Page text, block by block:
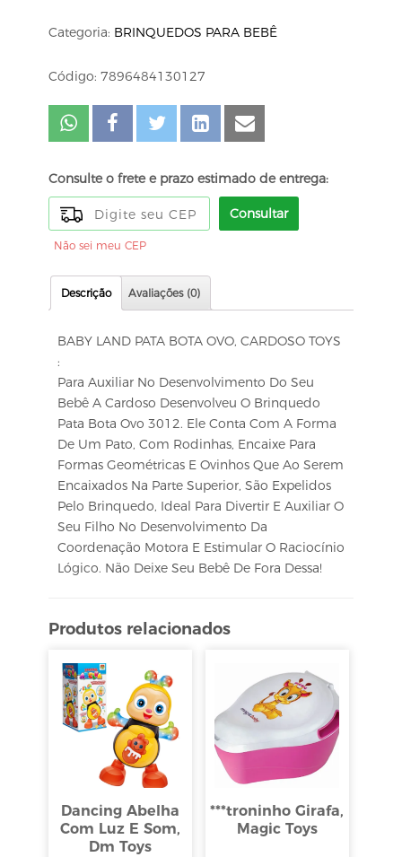
Categoria: BRINQUEDOS PARA BEBÊ
Código: 7896484130127
Consulte o frete e prazo estimado de entrega:
Consultar
Não sei meu CEP
Descrição Avaliações (0)
BABY LAND PATA BOTA OVO, CARDOSO TOYS
:
Para Auxiliar No Desenvolvimento Do Seu
Bebê A Cardoso Desenvolveu O Brinquedo
Pata Bota Ovo 3012. Ele Conta Com A Forma
De Um Pato, Com Rodinhas, Encaixe Para
Formas Geométricas E Ovinhos Que Ao Serem
Encaixados Na Parte Superior, São Expelidos
Pelo Brinquedo, Ideal Para Divertir E Auxiliar O
Seu Filho No Desenvolvimento Da
Coordenação Motora E Estimular O Raciocínio
Lógico. Não Deixe Seu Bebê De Fora Dessa!
Produtos relacionados
Dancing Abelha
Com Luz E Som,
Dm Toys
***troninho Girafa,
Magic Toys